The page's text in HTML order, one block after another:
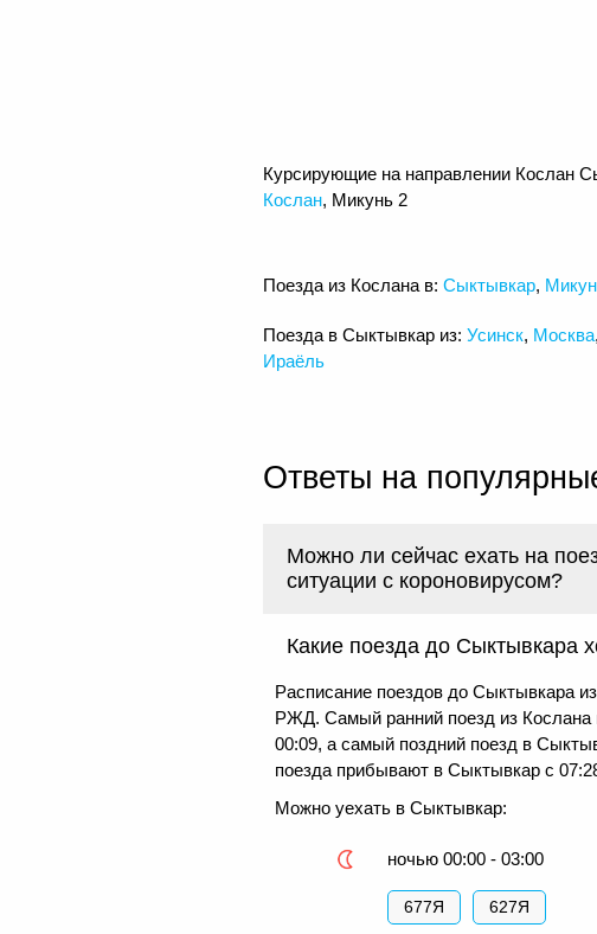
Курсирующие на направлении Кослан
Кослан, Микунь 2
Поезда из Кослана в: Сыктывкар,
Поезда в Сыктывкар из: Усинск, Москва,
Ираёль
Ответы на
Можно ли сейчас ехать на
ситуации с короновирусом?
Какие поезда до Сыктывкара
Расписание поездов до Сыктывкара
РЖД. Самый ранний поезд из Кослана
00:09, а самый поздний поезд в
поезда прибывают в Сыктывкар с
Можно уехать в Сыктывкар:
ночью 00:00 - 03:00
677Я 627Я